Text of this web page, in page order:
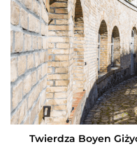
Twierdza Boyen